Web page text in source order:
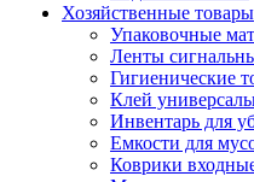
Хозяйственные товары
Упаковочные
Ленты
Гигиенические
Клей
Инвентарь для
Емкости для
Коврики